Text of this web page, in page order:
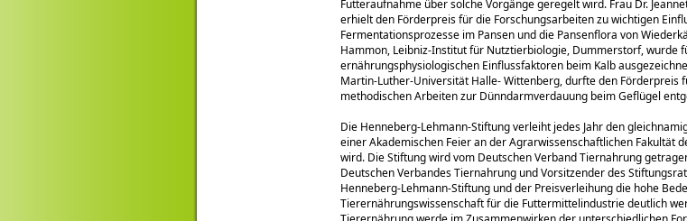
Futteraufnahme über solche Vorgänge geregelt wird. Frau Dr.
erhielt den Förderpreis für die Forschungsarbeiten zu wichtigen
Fermentationsprozesse im Pansen und die Pansenflora von
Hammon, Leibniz-Institut für Nutztierbiologie, Dummerstorf, wurde
ernährungsphysiologischen Einflussfaktoren beim Kalb
Martin-Luther-Universität Halle- Wittenberg, durfte den Förderpreis
methodischen Arbeiten zur Dünndarmverdauung beim Geflügel
Die Henneberg-Lehmann-Stiftung verleiht jedes Jahr den
einer Akademischen Feier an der Agrarwissenschaftlichen Fakultät
wird. Die Stiftung wird vom Deutschen Verband Tiernahrung
Deutschen Verbandes Tiernahrung und Vorsitzender des
Henneberg-Lehmann-Stiftung und der Preisverleihung die hohe
Tierernährungswissenschaft für die Futtermittelindustrie deutlich